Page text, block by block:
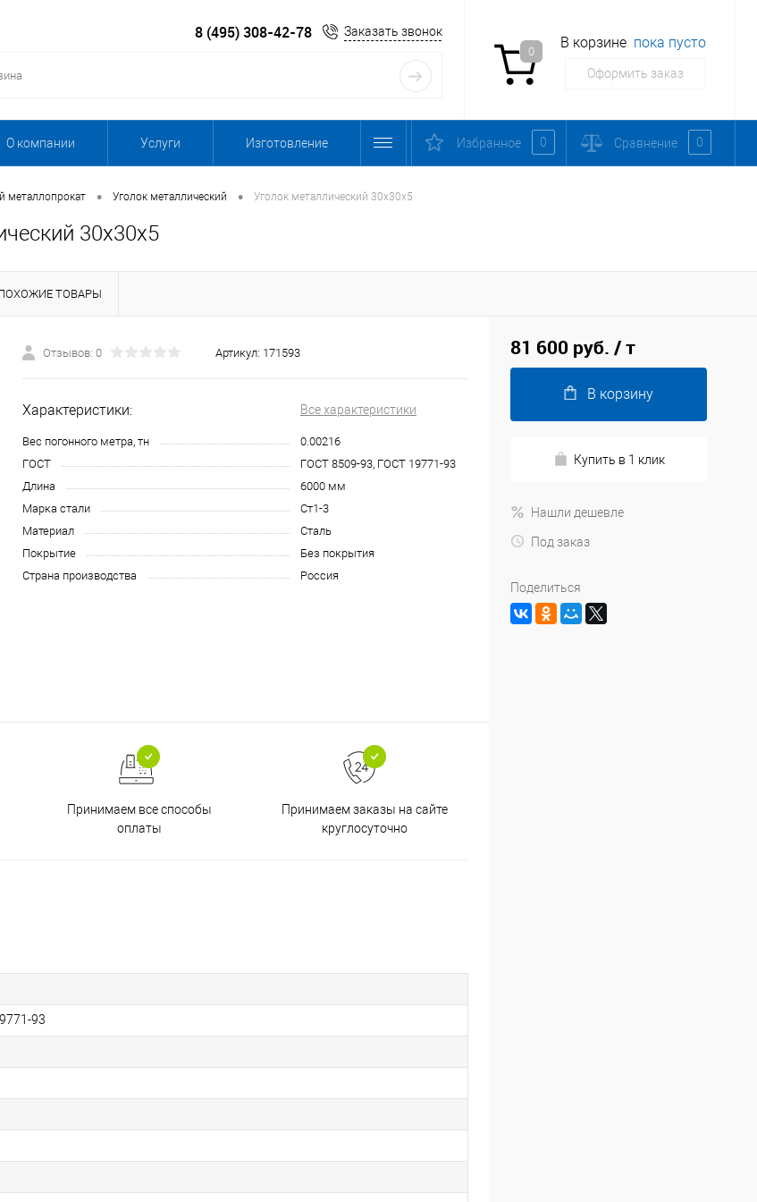
8 (495) 308-42-78 Заказать звонок
0
В корзине пока пусто
Оформить заказ
О компании Услуги Изготовление Избранное 0 Сравнение 0
металлопрокат • Уголок металлический • Уголок металлический 30х30х5
30х30х5
ТОВАРЫ
Отзывов: 0 Артикул: 171593
Характеристики: Все характеристики
Вес погонного метра, тн
0.00216
ГОСТ
ГОСТ 8509-93, ГОСТ 19771-93
Длина
6000 мм
Марка стали
Ст1-3
Материал
Сталь
Покрытие
Без покрытия
Страна производства
Россия
Принимаем все способы
оплаты
Принимаем заказы на сайте
круглосуточно
93
81 600 руб. / т
В корзину
Купить в 1 клик
Нашли дешевле
Под заказ
Поделиться